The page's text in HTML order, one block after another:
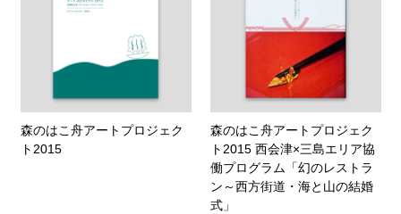
森のはこ舟アートプロジェク
ト2015
森のはこ舟アートプロジェク
ト2015 西会津×三島エリア協
働プログラム「幻のレストラ
ン～西方街道・海と山の結婚
式」